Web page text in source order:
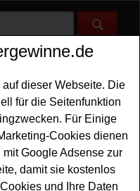
Gewinnspiele>
-
dieser Webseite. Die
für die Seitenfunktion
Für Einige
Cookies dienen
Google Adsense zur
damit sie kostenlos
und Ihre Daten